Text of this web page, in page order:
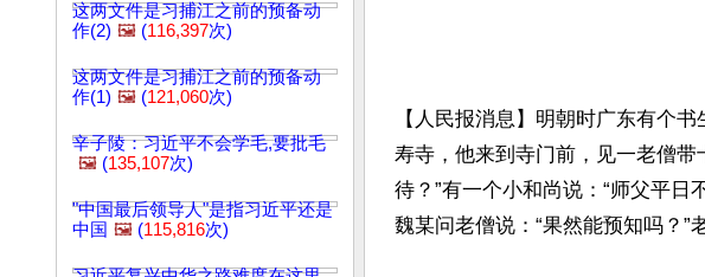
这两文件是习捕江之前的预备动
作(2) 🖼️ (116,397次)
这两文件是习捕江之前的预备动
作(1) 🖼️ (121,060次)
辛子陵：习近平不会学毛,要批毛
🖼️ (135,107次)
"中国最后领导人"是指习近平还是
中国 🖼️ (115,816次)
【人民报消息】明朝时广东有个
寿寺，他来到寺门前，见一老僧
待？”有一个小和尚说：“师父平日
魏某问老僧说：“果然能预知吗？”